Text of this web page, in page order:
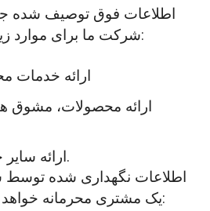
اطلاعات فوق توصیف شده
شرکت ما برای موارد زیر استفاده خواهد شد:
ارائه خدمات
ارائه محصولات، مشوق
ارائه سایر خدمات به مشتریان.
اطلاعات نگهداری شده توسط
یک مشتری محرمانه خواهد بود مگر در موارد زیر: